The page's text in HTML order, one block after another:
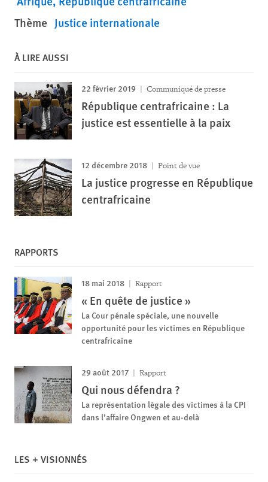
Thème Justice internationale
À LIRE AUSSI
22 février 2019 Communiqué de presse
République centrafricaine : La
justice est essentielle à la paix
12 décembre 2018 Point de vue
La justice progresse en République
centrafricaine
RAPPORTS
18 mai 2018 Rapport
« En quête de justice »
La Cour pénale spéciale, une nouvelle
opportunité pour les victimes en République
centrafricaine
29 août 2017 Rapport
Qui nous défendra ?
La représentation légale des victimes à la CPI
dans l’affaire Ongwen et au-delà
LES + VISIONNÉS